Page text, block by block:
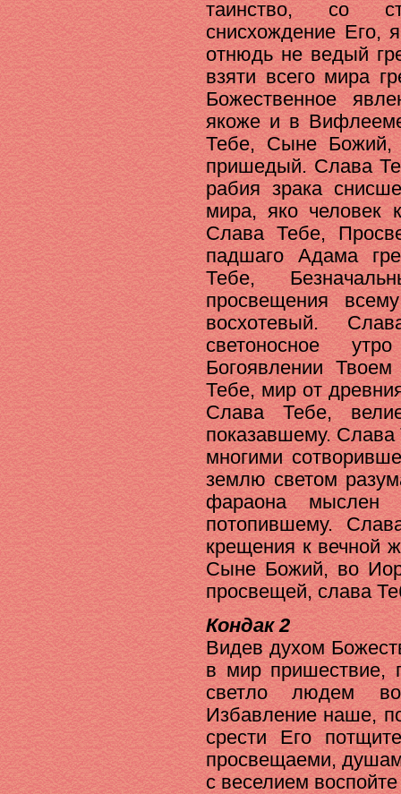
таинство, со
снисхождение Его,
отнюдь не ведый
взяти всего мира
Божественное
якоже и в
Тебе, Сыне
пришедый. Слава
рабия зрака
мира, яко человек
Слава Тебе,
падшаго Адама
Тебе,
просвещения
восхотевый.
светоносное
Богоявлении
Тебе, мир от
Слава Тебе,
показавшему. Слава
многими
землю светом
фараона мыслен
потопившему.
крещения к вечной
Сыне Божий, во
просвещей, слава
Кондак 2
Видев духом
в мир пришествие,
светло людем
Избавление наше,
срести Его
просвещаеми,
с веселием